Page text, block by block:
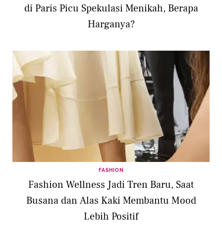
di Paris Picu Spekulasi Menikah, Berapa
Harganya?
FASHION
Fashion Wellness Jadi Tren Baru, Saat
Busana dan Alas Kaki Membantu Mood
Lebih Positif